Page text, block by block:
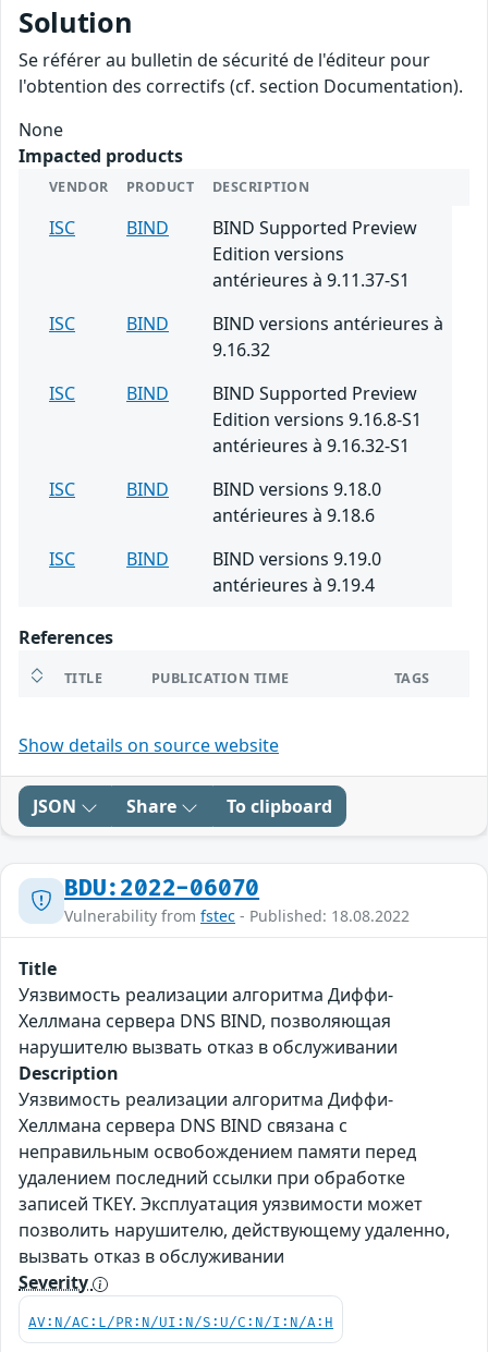
Solution
Se référer au bulletin de sécurité de l'éditeur pour
l'obtention des correctifs (cf. section Documentation).
None
Impacted products
VENDOR PRODUCT DESCRIPTION
ISC BIND
BIND Supported Preview
Edition versions
antérieures à 9.11.37-S1
ISC
BIND
BIND versions antérieures à
9.16.32
ISC
BIND
BIND Supported Preview
Edition versions 9.16.8-S1
antérieures à 9.16.32-S1
ISC
BIND
BIND versions 9.18.0
antérieures à 9.18.6
ISC
BIND
BIND versions 9.19.0
antérieures à 9.19.4
References
TITLE PUBLICATION TIME TAGS
Show details on source website
JSON Share To clipboard
BDU:2022-06070
Vulnerability from fstec - Published: 18.08.2022
Title
Уязвимость реализации алгоритма Диффи-
Хеллмана сервера DNS BIND, позволяющая
нарушителю вызвать отказ в обслуживании
Description
Уязвимость реализации алгоритма Диффи-
Хеллмана сервера DNS BIND связана с
неправильным освобождением памяти перед
удалением последний ссылки при обработке
записей TKEY. Эксплуатация уязвимости может
позволить нарушителю, действующему удаленно,
вызвать отказ в обслуживании
Severity
AV:N/AC:L/PR:N/UI:N/S:U/C:N/I:N/A:H